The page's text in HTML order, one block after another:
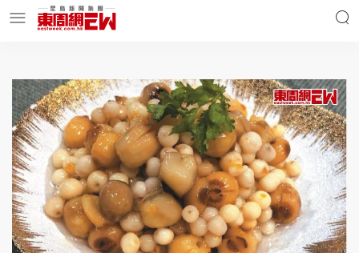
明星名人 時事財經
東周Ladies 優享生活
東周食玩通 會員活動